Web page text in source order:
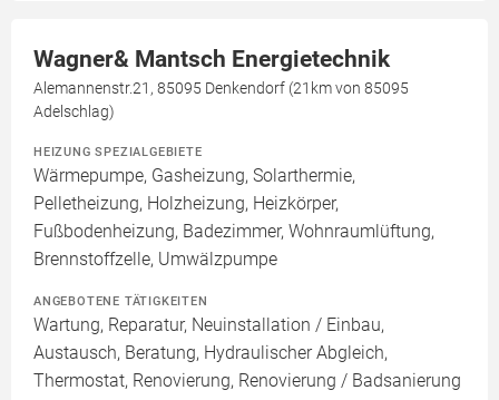
Wagner& Mantsch Energietechnik
Alemannenstr.21, 85095 Denkendorf (21km von 85095
Adelschlag)
HEIZUNG SPEZIALGEBIETE
Wärmepumpe, Gasheizung, Solarthermie,
Pelletheizung, Holzheizung, Heizkörper,
Fußbodenheizung, Badezimmer, Wohnraumlüftung,
Brennstoffzelle, Umwälzpumpe
ANGEBOTENE TÄTIGKEITEN
Wartung, Reparatur, Neuinstallation / Einbau,
Austausch, Beratung, Hydraulischer Abgleich,
Thermostat, Renovierung, Renovierung / Badsanierung